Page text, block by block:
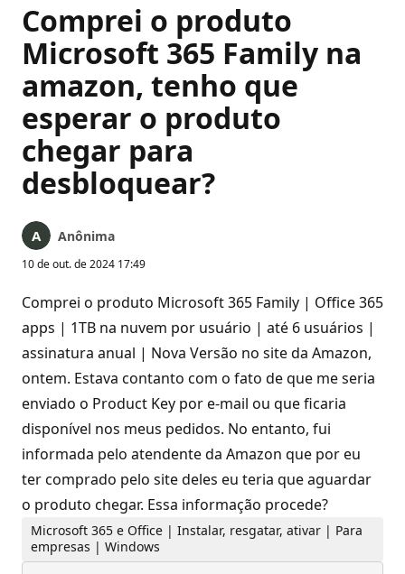
Comprei o produto
Microsoft 365 Family na
amazon, tenho que
esperar o produto
chegar para
desbloquear?
Anônima
10 de out. de 2024 17:49
Comprei o produto Microsoft 365 Family | Office 365
apps | 1TB na nuvem por usuário | até 6 usuários |
assinatura anual | Nova Versão no site da Amazon,
ontem. Estava contanto com o fato de que me seria
enviado o Product Key por e-mail ou que ficaria
disponível nos meus pedidos. No entanto, fui
informada pelo atendente da Amazon que por eu
ter comprado pelo site deles eu teria que aguardar
o produto chegar. Essa informação procede?
Microsoft 365 e Office | Instalar, resgatar, ativar | Para
empresas | Windows